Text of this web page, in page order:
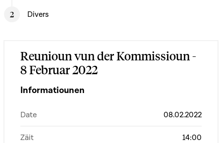
Divers
Reunioun vun der Kommissioun -
8 Februar 2022
Informatiounen
Date 08.02.2022
Zäit 14:00